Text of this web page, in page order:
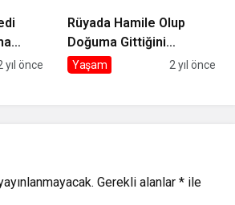
yıl önce
Rüyada Hamile Olup
Doğuma Gittiğini
Görmek Ne Anlama
Yaşam 2 yıl önce
Gerekli alanlar * ile